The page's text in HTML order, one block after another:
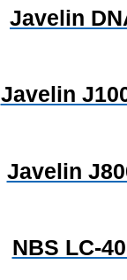
Javelin
Javelin
Javelin
NBS LC-